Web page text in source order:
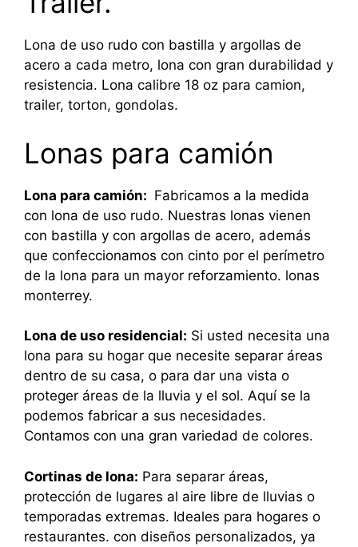
Lona de uso rudo con bastilla y argollas de
acero a cada metro, lona con gran durabilidad y
resistencia. Lona calibre 18 oz para camion,
trailer, torton, gondolas.
Lonas para camión
Lona para camión: Fabricamos a la medida
con lona de uso rudo. Nuestras lonas vienen
con bastilla y con argollas de acero, además
que confeccionamos con cinto por el perímetro
de la lona para un mayor reforzamiento. lonas
monterrey.
Lona de uso residencial: Si usted necesita una
lona para su hogar que necesite separar áreas
dentro de su casa, o para dar una vista o
proteger áreas de la lluvia y el sol. Aquí se la
podemos fabricar a sus necesidades.
Contamos con una gran variedad de colores.
Cortinas de lona: Para separar áreas,
protección de lugares al aire libre de lluvias o
temporadas extremas. Ideales para hogares o
restaurantes. con diseños personalizados, ya